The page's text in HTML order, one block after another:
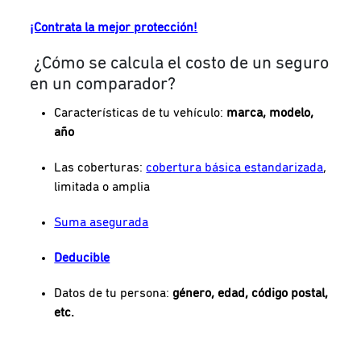
¡Contrata la mejor protección!
¿Cómo se calcula el costo de un seguro
en un comparador?
Características de tu vehículo: marca, modelo,
año
Las coberturas:cobertura básica estandarizada,
limitada o amplia
Suma asegurada
Deducible
Datos de tu persona:género, edad, código postal,
etc.